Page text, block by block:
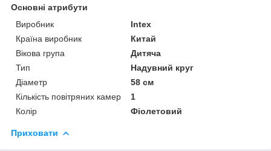
Основні атрибути
Виробник
Intex
Країна виробник
Китай
Вікова група
Дитяча
Тип
Надувний круг
Діаметр
58 см
Кількість повітряних камер
1
Колір
Фіолетовий
Приховати